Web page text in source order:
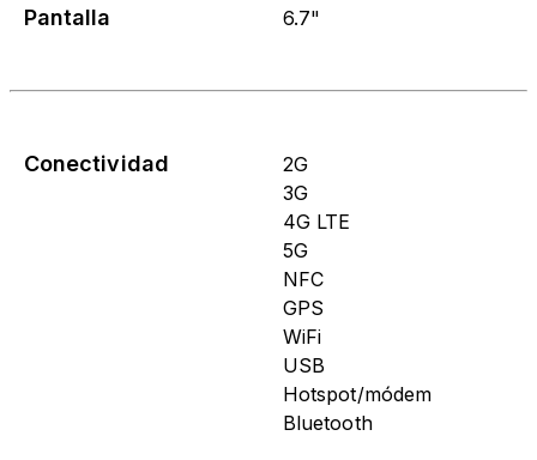
Pantalla 6.7"
Conectividad
2G
3G
4G LTE
5G
NFC
GPS
WiFi
USB
Hotspot/módem
Bluetooth